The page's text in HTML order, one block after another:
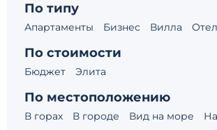
По типу
Апартаменты Бизнес Вилла
По стоимости
Бюджет Элита
По местоположению
В горах В городе Вид на море